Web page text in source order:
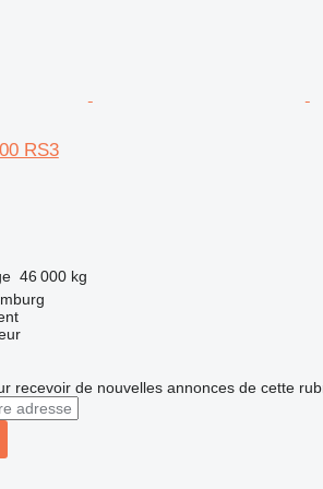
RS3
46 000 kg
recevoir de nouvelles annonces de cette